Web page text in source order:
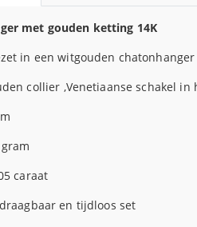
met gouden ketting 14K
in een witgouden
collier ,Venetiaanse schakel in
caraat
en tijdloos set